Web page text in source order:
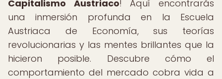
Capitalismo Austriaco! Aquí encontrarás
una inmersión profunda en la Escuela
Austriaca de Economía, sus teorías
revolucionarias y las mentes brillantes que la
hicieron posible. Descubre cómo el
comportamiento del mercado cobra vida a